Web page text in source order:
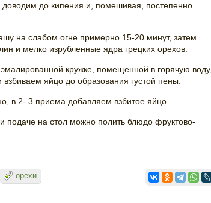
до кипения и, помешивая, постепенно
на слабом огне примерно 15-20 минут, затем
и мелко изрубленные ядра грецких орехов.
кружке, помещенной в горячую воду,
яйцо до образования густой пены.
в 2- 3 приема добавляем взбитое яйцо.
подаче на стол можно полить блюдо фруктово-
орехи